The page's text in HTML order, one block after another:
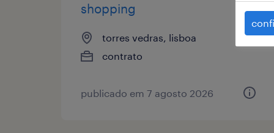
shopping
torres vedras, lisboa
contrato
publicado em 7 agosto 2026